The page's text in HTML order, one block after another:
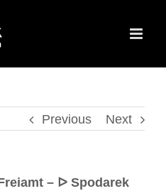
Previous Next
– ᐅ Spodarek